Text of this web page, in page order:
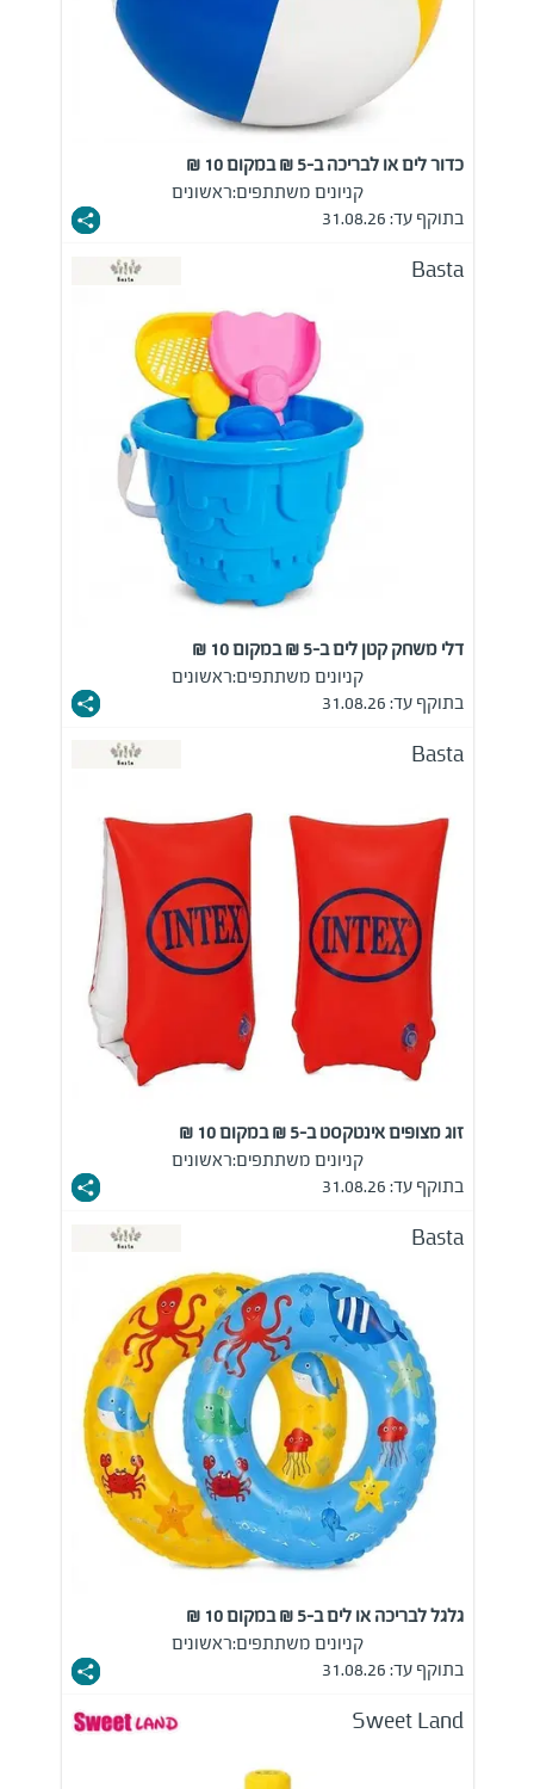
כדור לים או לבריכה ב-5 ₪ במקום 10 ₪
קניונים משתתפים:ראשונים
בתוקף עד: 31.08.26
Basta
דלי משחק קטן לים ב-5 ₪ במקום 10 ₪
קניונים משתתפים:ראשונים
בתוקף עד: 31.08.26
Basta
זוג מצופים אינטקסט ב-5 ₪ במקום 10 ₪
קניונים משתתפים:ראשונים
בתוקף עד: 31.08.26
Basta
גלגל לבריכה או לים ב-5 ₪ במקום 10 ₪
קניונים משתתפים:ראשונים
בתוקף עד: 31.08.26
Sweet Land